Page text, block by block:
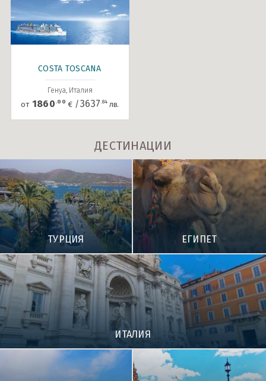
COSTA TOSCANA
Генуа, Италия
от 1860.00 €/3637.84 лв.
ДЕСТИНАЦИИ
ТУРЦИЯ ЕГИПЕТ
ИТАЛИЯ